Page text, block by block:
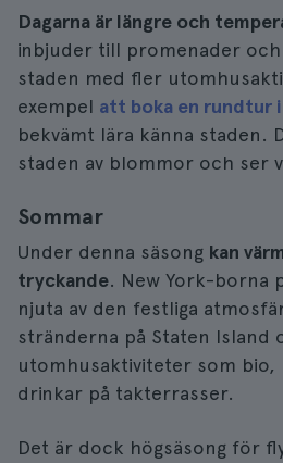
Dagarna är längre och
inbjuder till promenader
staden med fler
exempel att boka en rundtur i
bekvämt lära känna staden.
staden av blommor och ser
Sommar
Under denna säsong kan
tryckande. New York-borna
njuta av den festliga
stränderna på Staten Island
utomhusaktiviteter som bio,
drinkar på takterrasser.
Det är dock högsäsong för